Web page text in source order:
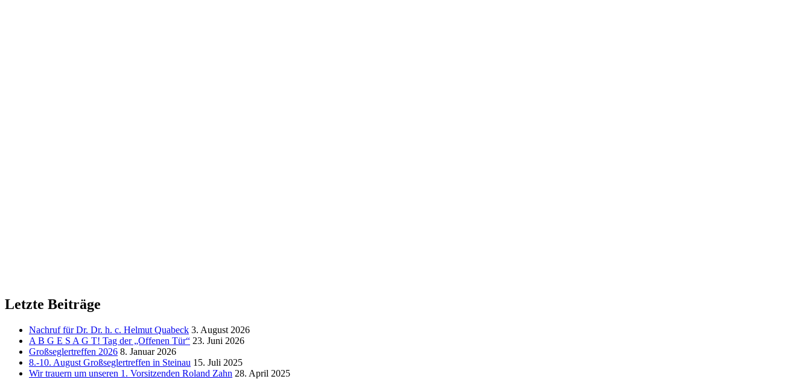
Letzte Beiträge
Nachruf für Dr. Dr. h. c. Helmut Quabeck 3. August 2026
A B G E S A G T! Tag der „Offenen Tür“ 23. Juni 2026
Großseglertreffen 2026 8. Januar 2026
8.-10. August Großseglertreffen in Steinau 15. Juli 2025
Wir trauern um unseren 1. Vorsitzenden Roland Zahn 28. April 2025